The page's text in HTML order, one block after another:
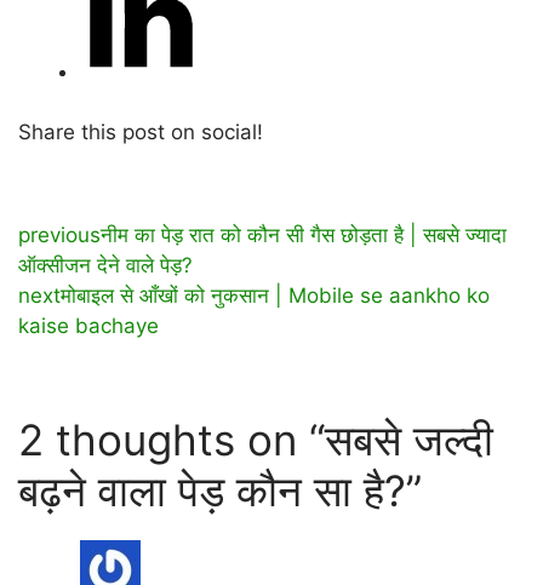
Share this post on social!
previousनीम का पेड़ रात को कौन सी गैस छोड़ता है | सबसे ज्यादा
ऑक्सीजन देने वाले पेड़?
nextमोबाइल से आँखों को नुकसान | Mobile se aankho ko
kaise bachaye
2 thoughts on “सबसे जल्दी
बढ़ने वाला पेड़ कौन सा है?”